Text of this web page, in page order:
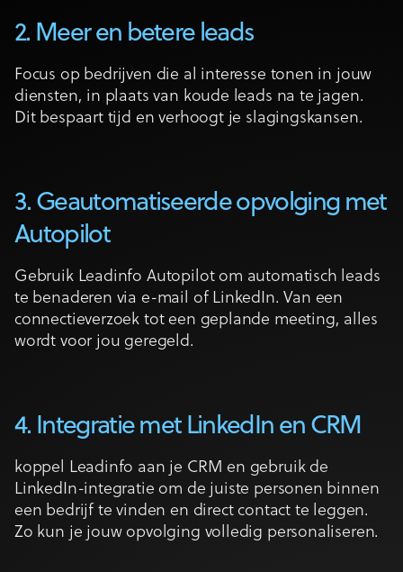
2. Meer en betere leads
Focus op bedrijven die al interesse tonen in jouw
diensten, in plaats van koude leads na te jagen.
Dit bespaart tijd en verhoogt je slagingskansen.
3. Geautomatiseerde opvolging met
Autopilot
Gebruik Leadinfo Autopilot om automatisch leads
te benaderen via e-mail of LinkedIn. Van een
connectieverzoek tot een geplande meeting, alles
wordt voor jou geregeld.
4. Integratie met LinkedIn en CRM
koppel Leadinfo aan je CRM en gebruik de
LinkedIn-integratie om de juiste personen binnen
een bedrijf te vinden en direct contact te leggen.
Zo kun je jouw opvolging volledig personaliseren.